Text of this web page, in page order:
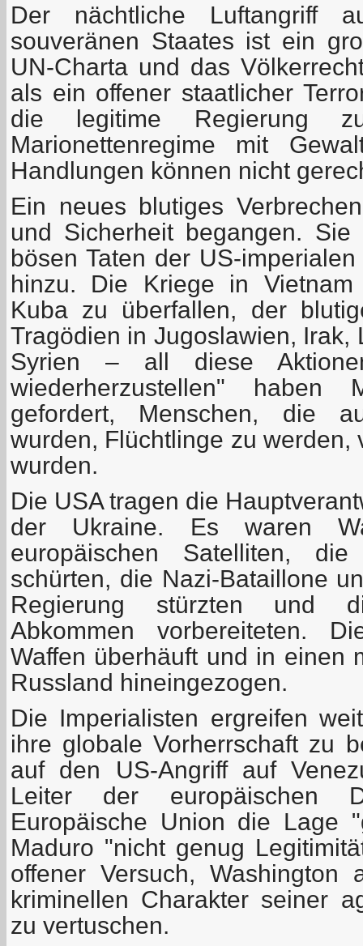
Der nächtliche Luftangriff
souveränen Staates ist ein
UN-Charta und das
als ein offener staatlicher
die legitime Regierung
Marionettenregime mit
Handlungen können nicht
Ein neues blutiges
und Sicherheit begangen.
bösen Taten der US-
hinzu. Die Kriege in
Kuba zu überfallen, der
Tragödien in Jugoslawien, Irak,
Syrien – all diese
wiederherzustellen" haben
gefordert, Menschen, die
wurden, Flüchtlinge zu werden,
wurden.
Die USA tragen die
der Ukraine. Es waren
europäischen Satelliten,
schürten, die Nazi-Bataillone
Regierung stürzten und
Abkommen vorbereiteten.
Waffen überhäuft und in einen
Russland hineingezogen.
Die Imperialisten ergreifen
ihre globale Vorherrschaft zu
auf den US-Angriff auf
Leiter der europäischen
Europäische Union die Lage
Maduro "nicht genug
offener Versuch, Washington
kriminellen Charakter seiner
zu vertuschen.